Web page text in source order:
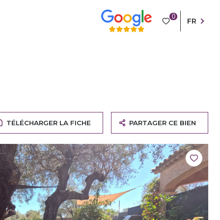
0
FR
TÉLÉCHARGER LA FICHE PARTAGER CE BIEN